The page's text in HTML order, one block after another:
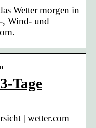
Wetter morgen in
, Wind- und
Tage
| wetter.com